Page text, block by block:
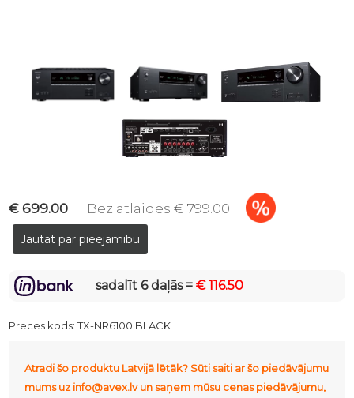
€ 699.00 Bez atlaides € 799.00
sadalīt 6 daļās =€ 116.50
Preces kods:TX-NR6100 BLACK
Atradi šo produktu Latvijā lētāk? Sūti saiti ar šo piedāvājumu
mums uz info@avex.lv un saņem mūsu cenas piedāvājumu,